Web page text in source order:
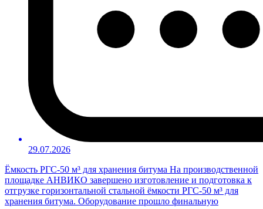
29.07.2026
Ёмкость РГС-50 м³ для хранения битума На производственной
площадке АНВИКО завершено изготовление и подготовка к
отгрузке горизонтальной стальной ёмкости РГС-50 м³ для
хранения битума. Оборудование прошло финальную